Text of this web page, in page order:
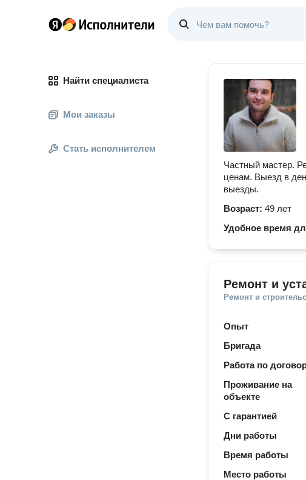
Найти специалиста
Мои заказы
Стать исполнителем
Частный мастер.
ценам. Выезд в
выезды.
Возраст: 49 лет
Удобное время
Ремонт и
Ремонт и
Опыт
Бригада
Работа по
Проживание на
объекте
С гарантией
Дни работы
Время работы
Место работы